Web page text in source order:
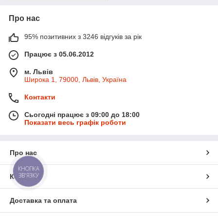
Про нас
95% позитивних з 3246 відгуків за рік
Працює з 05.06.2012
м. Львів
Широка 1, 79000, Львів, Україна
Контакти
Сьогодні працює з 09:00 до 18:00
Показати весь графік роботи
Про нас
Контакти
Доставка та оплата
КНОПКА
ЗВ'ЯЗКУ